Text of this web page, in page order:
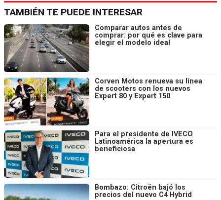
TAMBIÉN TE PUEDE INTERESAR
Comparar autos antes de
comprar: por qué es clave para
elegir el modelo ideal
Corven Motos renueva su línea
de scooters con los nuevos
Expert 80 y Expert 150
Para el presidente de IVECO
Latinoamérica la apertura es
beneficiosa
Bombazo: Citroën bajó los
precios del nuevo C4 Hybrid